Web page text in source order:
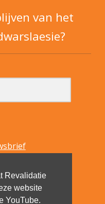
Revalidatie
website
YouTube.
van het